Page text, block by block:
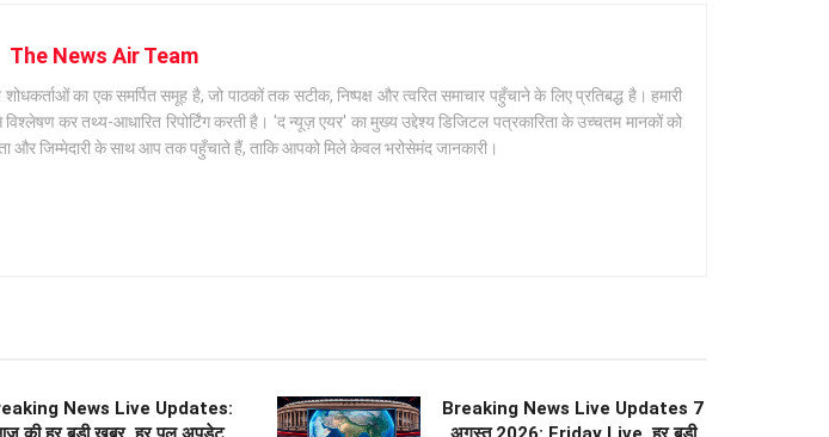
The News Air Team
का एक समर्पित समूह है, जो पाठकों तक सटीक, निष्पक्ष और त्वरित समाचार पहुँचाने के लिए प्रतिबद्ध है। हमारी
कर तथ्य-आधारित रिपोर्टिंग करती है। 'द न्यूज़ एयर' का मुख्य उद्देश्य डिजिटल पत्रकारिता के उच्चतम मानकों को
और जिम्मेदारी के साथ आप तक पहुँचाते हैं, ताकि आपको मिले केवल भरोसेमंद जानकारी।
News Live Updates:
Breaking News Live Updates 7